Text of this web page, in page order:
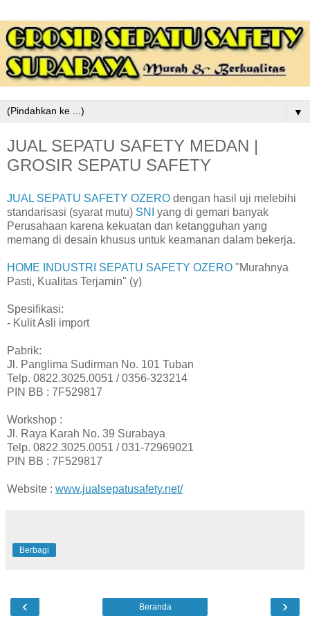
▼
JUAL SEPATU SAFETY MEDAN |
GROSIR SEPATU SAFETY
JUAL SEPATU SAFETY OZERO dengan hasil uji melebihi
standarisasi (syarat mutu) SNI
yang di gemari banyak
Perusahaan karena kekuatan dan ketangguhan yang
memang di desain khusus untuk keamanan dalam bekerja.
HOME INDUSTRI SEPATU SAFETY OZERO "Murahnya
Pasti, Kualitas Terjamin" (y)
Spesifikasi:
- Kulit Asli import
Pabrik:
Jl. Panglima Sudirman No. 101 Tuban
Telp. 0822.3025.0051 / 0356-323214
PIN BB : 7F529817
Workshop :
Jl. Raya Karah No. 39 Surabaya
Telp. 0822.3025.0051 / 031-72969021
PIN BB : 7F529817
Website : www.jualsepatusafety.net/
Berbagi
‹ ›
Beranda